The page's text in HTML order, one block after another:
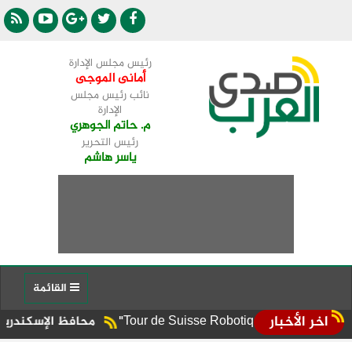
رئيس مجلس الإدارة
أمانى الموجى
نائب رئيس مجلس
الإدارة
م. حاتم الجوهري
رئيس التحرير
ياسر هاشم
اخر الأخبار محافظ الإسكندرية يوجه